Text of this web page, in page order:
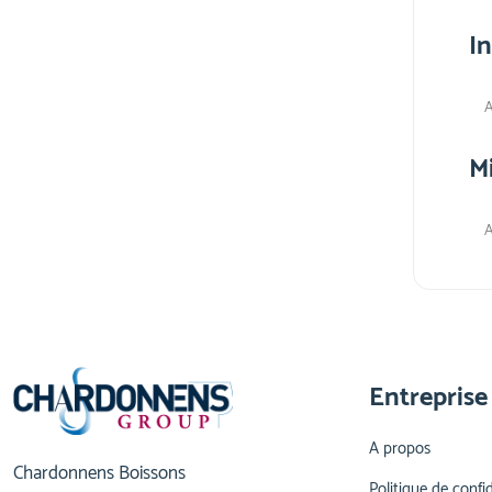
Chardonnens Boissons
Entreprise
A propos